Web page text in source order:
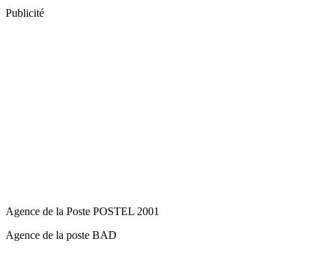
Publicité
Agence de la Poste POSTEL 2001
Agence de la poste BAD